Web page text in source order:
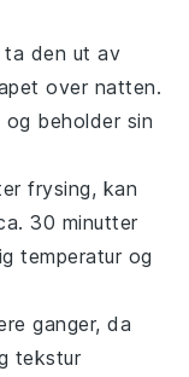
ta den ut av
over natten.
beholder sin
frysing, kan
30 minutter
temperatur og
ganger, da
tekstur